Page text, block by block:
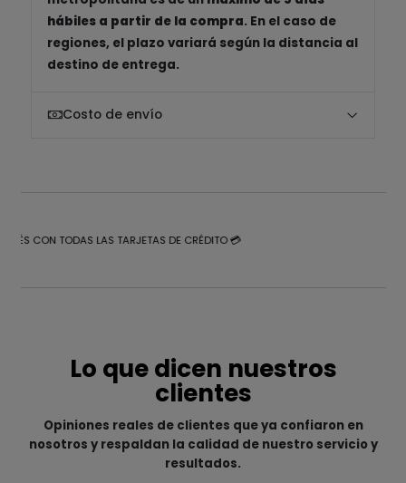
hábiles a partir de la compra. En el caso de
regiones, el plazo variará según la distancia al
destino de entrega.
Costo de envío
CON TODAS LAS TARJETAS DE CRÉDITO 💳
Lo que dicen nuestros
clientes
Opiniones reales de clientes que ya confiaron en
nosotros y respaldan la calidad de nuestro servicio y
resultados.